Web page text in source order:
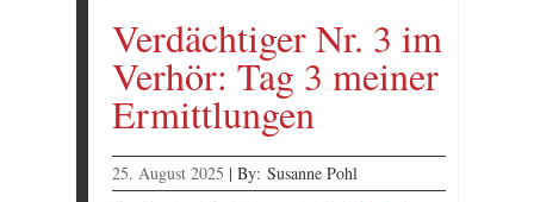
Verdächtiger Nr. 3 im
Verhör: Tag 3 meiner
Ermittlungen
25. August 2025 | By: Susanne Pohl